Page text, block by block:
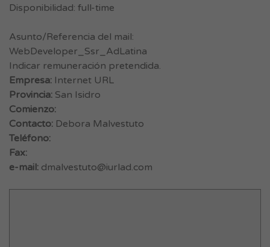
Disponibilidad: full-time
Asunto/Referencia del mail:
WebDeveloper_Ssr_AdLatina
Indicar remuneración pretendida.
Empresa: Internet URL
Provincia: San Isidro
Comienzo:
Contacto: Debora Malvestuto
Teléfono:
Fax:
e-mail: dmalvestuto@iurlad.com